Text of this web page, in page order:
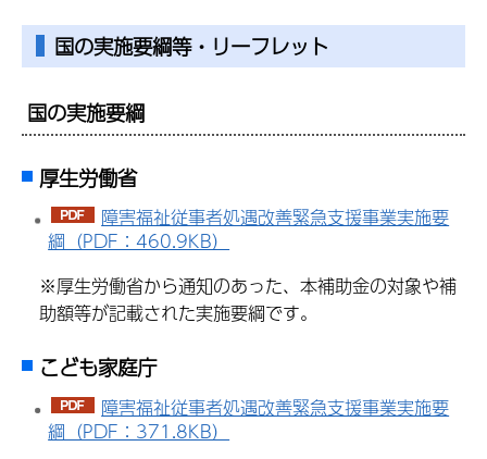
国の実施要綱等・リーフレット
国の実施要綱
厚生労働省
障害福祉従事者処遇改善緊急支援事業実施要
綱（PDF：460.9KB）
※厚生労働省から通知のあった、本補助金の対象や補
助額等が記載された実施要綱です。
こども家庭庁
障害福祉従事者処遇改善緊急支援事業実施要
綱（PDF：371.8KB）